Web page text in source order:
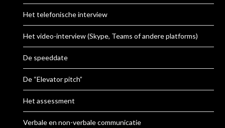
Het telefonische interview
Het video-interview (Skype, Teams of andere platforms)
De speeddate
De “Elevator pitch”
Het assessment
Verbale en non-verbale communicatie